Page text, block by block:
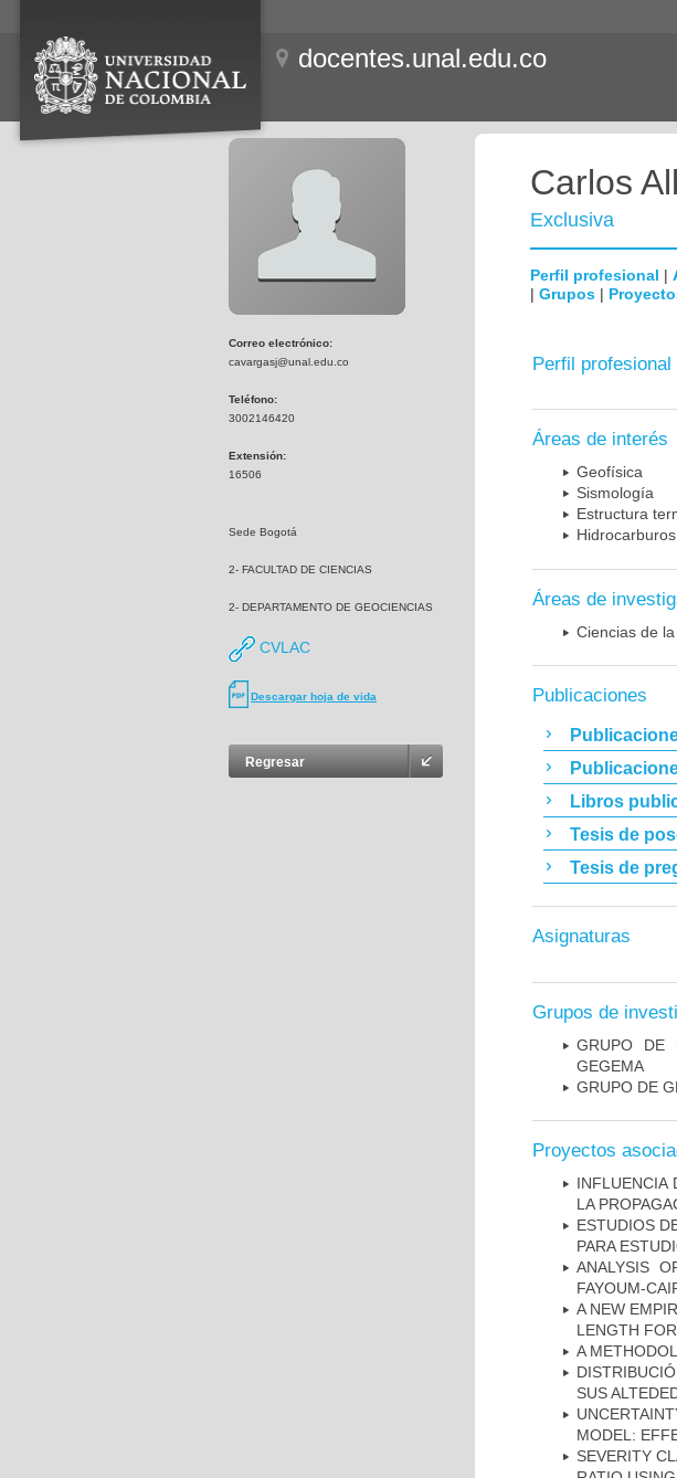
docentes.unal.edu.co
Correo electrónico:
cavargasj@unal.edu.co
Teléfono:
3002146420
Extensión:
16506
Sede Bogotá
2- FACULTAD DE CIENCIAS
2- DEPARTAMENTO DE GEOCIENCIAS
CVLAC
Descargar hoja de vida
Regresar
Carlos
Exclusiva
Perfil profesional |
| Grupos |
Perfil profesional
Áreas de interés
Geofísica
Sismología
Estructura
Hidrocarburos
Áreas de
Ciencias de
Publicaciones
Libros
Tesis de
Tesis de
Asignaturas
Grupos de
GRUPO DE
GEGEMA
GRUPO DE
Proyectos
INFLUENCIA
LA
ESTUDIOS
PARA
ANALYSIS
FAYOUM-
A NEW
LENGTH
A
SUS
MODEL:
SEVERITY